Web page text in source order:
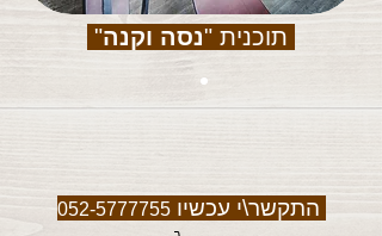
תוכנית "נסה וקנה"
התקשר\י עכשיו052-5777755